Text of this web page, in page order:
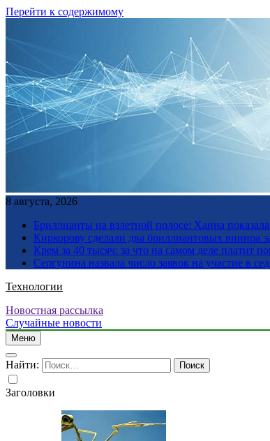
Перейти к содержимому
8 августа, 2026
Бриллианты на взлетной полосе: Ханна
Киркорову сделали два бриллиантовых винира
Крем за 40 тысяч: за что на самом деле платит
Сергунина назвала число заявок на участие в
Технологии
Новостная рассылка
Случайные новости
Меню
Найти:
Заголовки